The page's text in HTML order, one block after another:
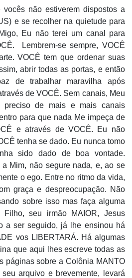
vocês não estiverem dispostos a
e se recolher na quietude para
Eu não terei um canal para
Lembrem-se sempre, VOCÊ
VOCÊ tem que ordenar suas
abrir todas as portas, e então
de trabalhar maravilha após
de VOCÊ. Sem canais, Meu
preciso de mais e mais canais
para que nada Me impeça de
e através de VOCÊ. Eu não
tenha se dado. Eu nunca tomo
sido dado de boa vontade.
a Mim, não segure nada, e, ao se
o ego. Entre no ritmo da vida,
graça e despreocupação. Não
sobre isso mas faça alguma
seu irmão MAIOR, Jesus
a ser seguido, já lhe ensinou há
vos LIBERTARÁ. Há algumas
que aqui lhes escreve todas as
páginas sobre a Colônia MANTO
arquivo e brevemente, levará